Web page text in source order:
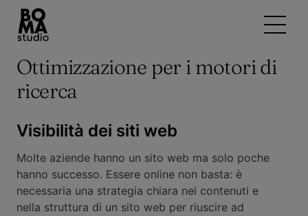
Ottimizzazione per i motori di
ricerca
Visibilità dei siti web
Molte aziende hanno un sito web ma solo poche
hanno successo. Essere online non basta: è
necessaria una strategia chiara nei contenuti e
nella struttura di un sito web per riuscire ad